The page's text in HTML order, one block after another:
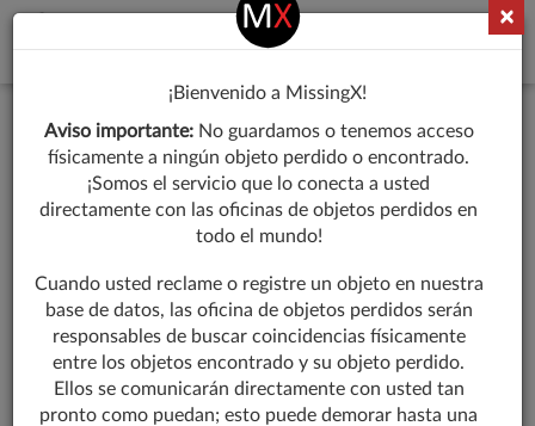
¿Qué se le ha perdido?
Describa el artículo perdido en una palabra
SIGUIENTE
¡Bienvenido
MissingX!
×
¡Bienvenido a MissingX!
Aviso importante:No guardamos o tenemos acceso
físicamente a ningún objeto perdido o encontrado.
¡Somos el servicio que lo conecta a usted
directamente con las oficinas de objetos perdidos en
todo el mundo!
Cuando usted reclame o registre un objeto en nuestra
base de datos, las oficina de objetos perdidos serán
responsables de buscar coincidencias físicamente
entre los objetos encontrado y su objeto perdido.
Ellos se comunicarán directamente con usted tan
pronto como puedan; esto puede demorar hasta una